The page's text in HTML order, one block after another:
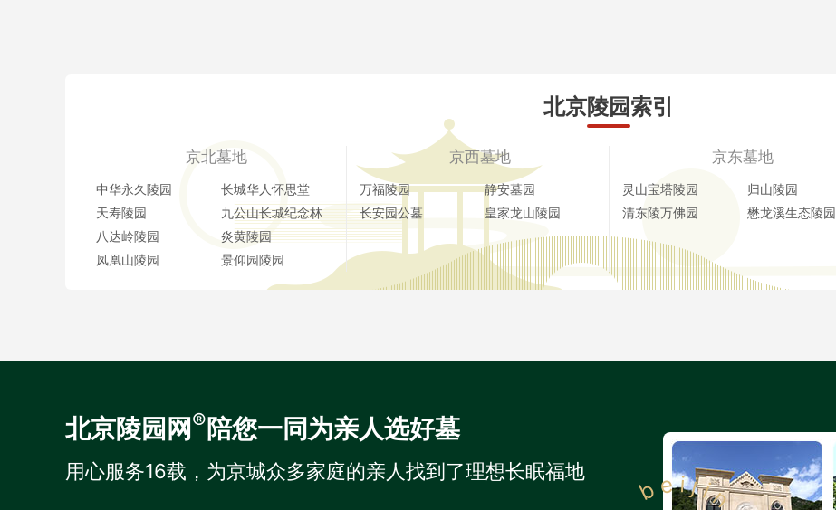
北京陵园索引
京北墓地
中华永久陵园
长城华人怀思堂
天寿陵园
九公山长城纪念林
八达岭陵园
炎黄陵园
凤凰山陵园
景仰园陵园
京西墓地
万福陵园
静安墓园
长安园公墓
皇家龙山陵园
京东墓地
灵山宝塔陵园
归山陵园
清东陵万佛园
懋龙溪生态陵园
北京陵园网 ®陪您一同为亲人选好墓
用心服务16载，为京城众多家庭的亲人找到了理想长眠福地